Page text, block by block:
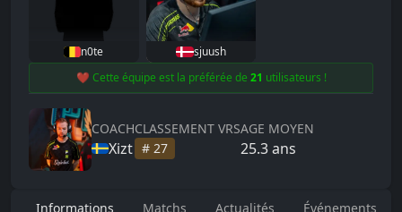
n0te
sjuush
❤️ Cette équipe est la préférée de 21 utilisateurs !
COACH
Xizt
CLASSEMENT VRS
# 27
AGE MOYEN
25.3ans
Informations Matchs Actualités
Événements